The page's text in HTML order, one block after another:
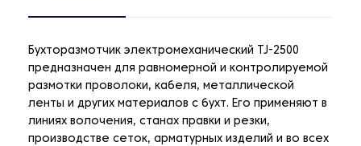
Бухторазмотчик электромеханический TJ-2500
предназначен для равномерной и контролируемой
размотки проволоки, кабеля, металлической
ленты и других материалов с бухт. Его применяют в
линиях волочения, станах правки и резки,
производстве сеток, арматурных изделий и во всех